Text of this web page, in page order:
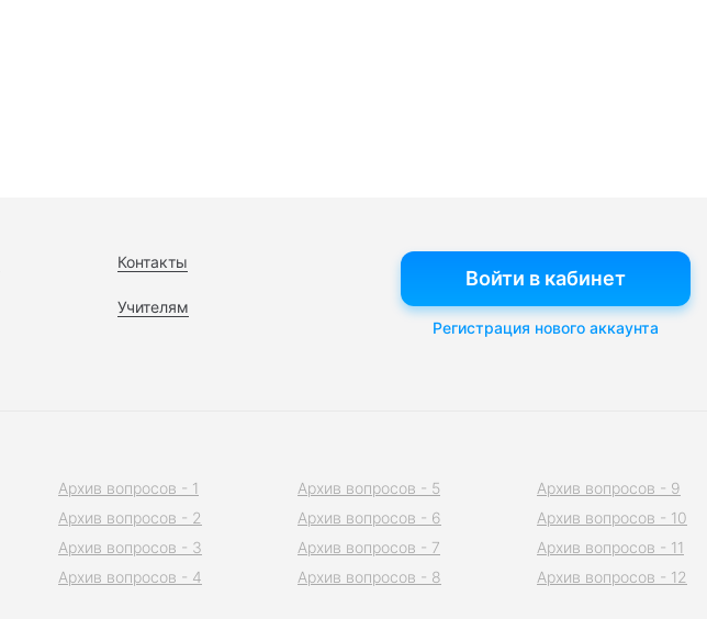
Контакты
Учителям
Войти в кабинет
Регистрация нового аккаунта
Архив вопросов - 1
Архив вопросов - 2
Архив вопросов - 3
Архив вопросов - 4
Архив вопросов - 5
Архив вопросов - 6
Архив вопросов - 7
Архив вопросов - 8
Архив вопросов - 9
Архив вопросов - 10
Архив вопросов - 11
Архив вопросов - 12